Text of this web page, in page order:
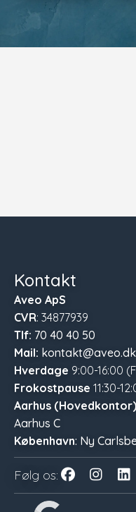
Kontakt
Aveo ApS
CVR: 34877939
Tlf: 70 40 40 50
Mail: kontakt@aveo.dk
Hverdage 9:00-16:00
Frokostpause 11:30-
Aarhus (Hovedkontor)
Aarhus C
København: Ny
Følg os: